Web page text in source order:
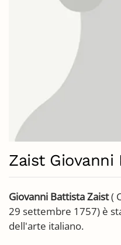
Zaist Giovanni
Giovanni Battista Zaist(
29 settembre 1757) è
dell'arte italiano.